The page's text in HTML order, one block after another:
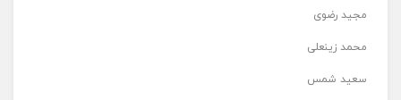
مجید رضوی
محمد زینعلی
سعید شمس